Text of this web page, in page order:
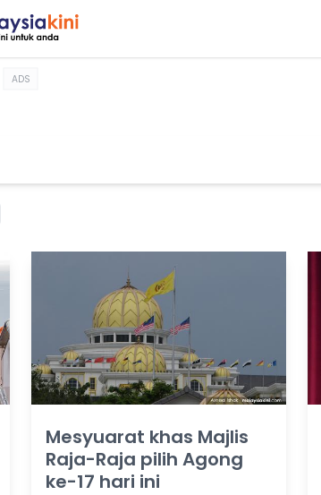
ADS
Mesyuarat khas Majlis
Raja-Raja pilih Agong
ke-17 hari ini